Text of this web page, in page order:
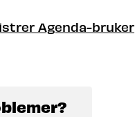
Agenda-bruker